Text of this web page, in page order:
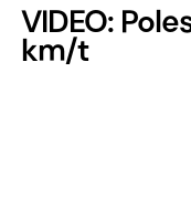
VIDEO:
km/t